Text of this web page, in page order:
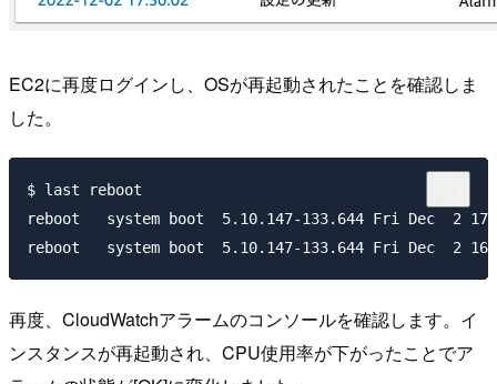
EC2に再度ログインし、OSが再起動されたことを確認しま
した。
$ last reboot
reboot   system boot  5.10.147-133.644 Fri Dec
再度、CloudWatchアラームのコンソールを確認します。イ
ンスタンスが再起動され、CPU使用率が下がったことでア